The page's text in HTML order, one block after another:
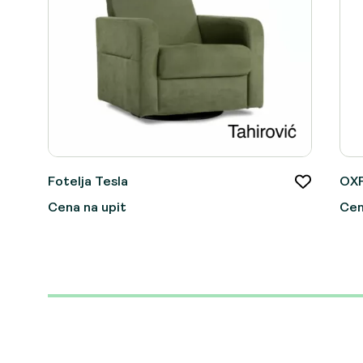
Fotelja Tesla
Cena na upit